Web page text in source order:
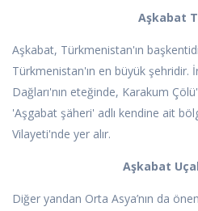
Aşkabat
Aşkabat, Türkmenistan'ın
Türkmenistan'ın en büyük şehridir.
Dağları'nın eteğinde, Karakum
'Aşgabat şäheri' adlı kendine ait
Vilayeti'nde yer alır.
Aşkabat
Diğer yandan Orta Asya’nın da